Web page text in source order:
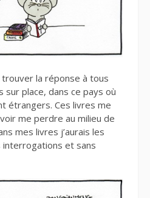
la réponse à tous
sur place, dans ce pays où
étrangers. Ces livres me
me perdre au milieu de
mes livres j’aurais les
et sans